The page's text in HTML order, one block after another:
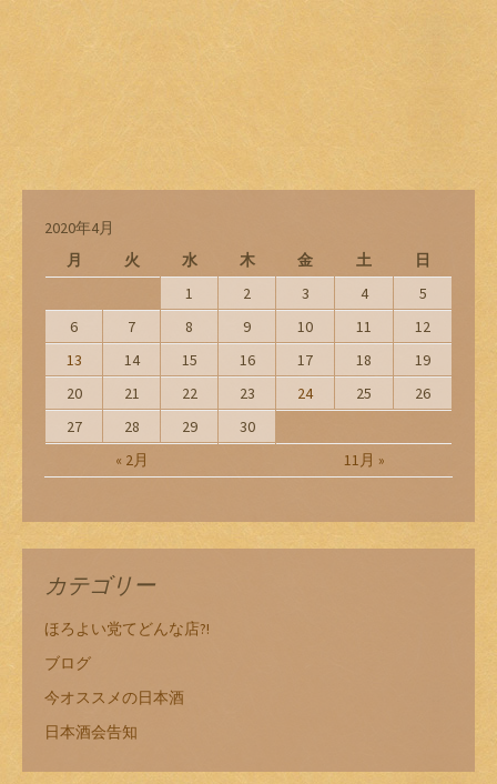
2020年4月
月
火 水 木 金 土 日
« 2月 11月 »
1 2 3 4
5
6
7 8 9 10 11
12
13
14 15 16 17 18
19
20
21 22 23 24 25
26
27
28 29 30
カテゴリー
ほろよい党てどんな店?!
ブログ
今オススメの日本酒
日本酒会告知